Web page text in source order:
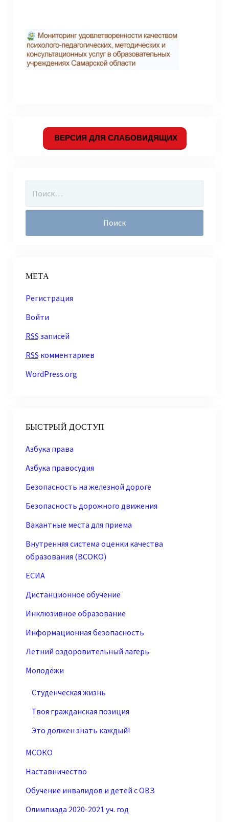
ВЕРСИЯ ДЛЯ СЛАБОВИДЯЩИХ
МЕТА
Регистрация
Войти
RSS записей
RSS комментариев
WordPress.org
БЫСТРЫЙ ДОСТУП
Азбука права
Азбука правосудия
Безопасность на железной дороге
Безопасность дорожного движения
Вакантные места для приема
Внутренняя система оценки качества
образования (ВСОКО)
ЕСИА
Дистанционное обучение
Инклюзивное образование
Информационная безопасность
Летний оздоровительный лагерь
Молодёжи
Студенческая жизнь
Твоя гражданская позиция
Это должен знать каждый!
МСОКО
Наставничество
Обучение инвалидов и детей с ОВЗ
Олимпиада 2020-2021 уч. год